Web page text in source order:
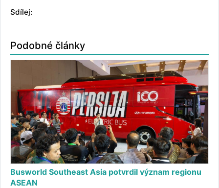
Sdílej:
Podobné články
Busworld Southeast Asia potvrdil význam regionu
ASEAN